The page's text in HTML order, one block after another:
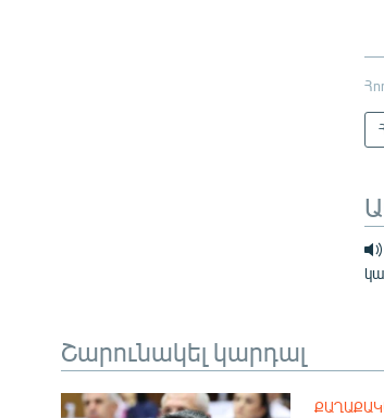
Շարունակել կարդալ